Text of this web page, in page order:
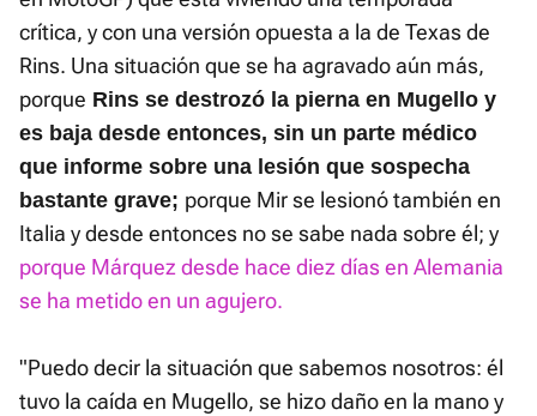
crítica, y con una versión opuesta a la de Texas de
Rins. Una situación que se ha agravado aún más,
porque Rins se destrozó la pierna en Mugello y
es baja desde entonces, sin un parte médico
que informe sobre una lesión que sospecha
bastante grave; porque Mir se lesionó también en
Italia y desde entonces no se sabe nada sobre él; y
porque Márquez desde hace diez días en Alemania
se ha metido en un agujero.
"Puedo decir la situación que sabemos nosotros: él
tuvo la caída en Mugello, se hizo daño en la mano y